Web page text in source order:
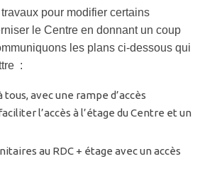
pour modifier certains
le Centre en donnant un coup
les plans ci-dessous qui
:
tous, avec une rampe d’accès
l’accès à l’étage du Centre et un
au RDC + étage avec un accès